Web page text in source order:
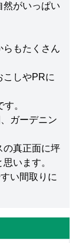
然がいっぱい
らもたくさん
こしやPRに
。
ガーデニン
の真正面に坪
います。
い間取りに